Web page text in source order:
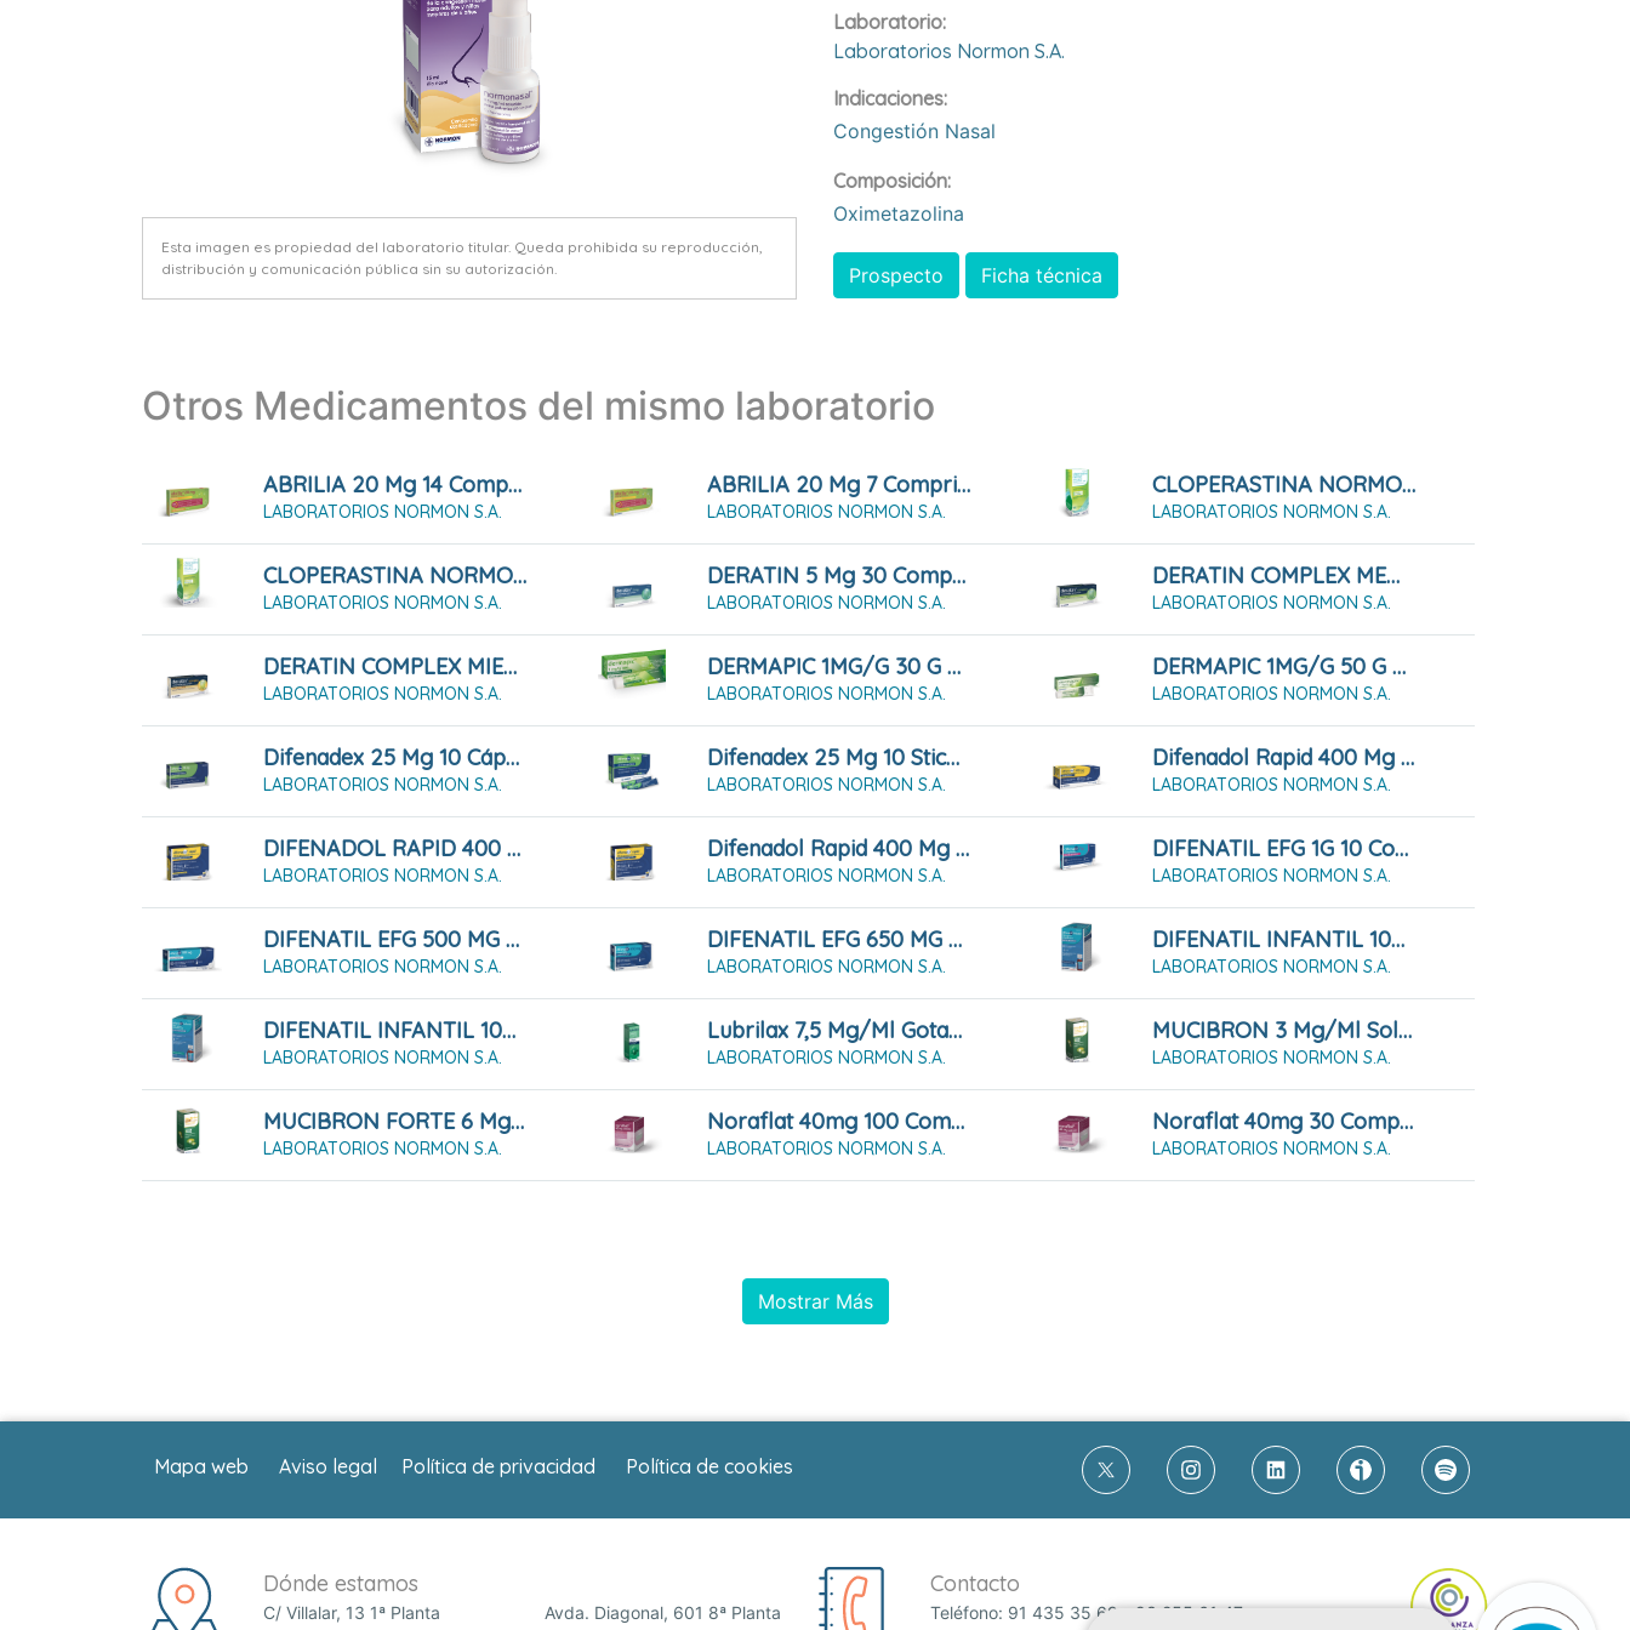
Esta imagen es propiedad del laboratorio titular. Queda prohibida su reproducción,
distribución y comunicación pública sin su autorización.
Laboratorio:
Laboratorios Normon S.a.
Indicaciones:
Congestión Nasal
Composición:
Oximetazolina
Prospecto Ficha técnica
Otros Medicamentos del mismo laboratorio
ABRILIA 20 Mg 14 Comprimidos
LABORATORIOS NORMON S.A.
ABRILIA 20 Mg 7 Comprimidos
LABORATORIOS NORMON S.A.
CLOPERASTINA NORMON 3,54 Mg/ml Suspensión Oral 120ml
LABORATORIOS NORMON S.A.
CLOPERASTINA NORMON 3,54 Mg/ml Suspensión Oral 200 Ml
LABORATORIOS NORMON S.A.
DERATIN 5 Mg 30 Comprimidos Para Chupar
LABORATORIOS NORMON S.A.
DERATIN COMPLEX MENTA 30 Comprimidos Para Chupar
LABORATORIOS NORMON S.A.
DERATIN COMPLEX MIEL Y LIMÓN 30 Comprimidos Para Chupar
LABORATORIOS NORMON S.A.
DERMAPIC 1MG/G 30 G Gel
LABORATORIOS NORMON S.A.
DERMAPIC 1MG/G 50 G Gel
LABORATORIOS NORMON S.A.
Difenadex 25 Mg 10 Cápsulas Duras
LABORATORIOS NORMON S.A.
Difenadex 25 Mg 10 Sticks De Solución Oral
LABORATORIOS NORMON S.A.
Difenadol Rapid 400 Mg 20 Comprimidos Recubiertos Con Película
LABORATORIOS NORMON S.A.
DIFENADOL RAPID 400 Mg Granulado Para Solución Oral 12 Sobres
LABORATORIOS NORMON S.A.
Difenadol Rapid 400 Mg Granulado Para Solución Oral 20 Sobres
LABORATORIOS NORMON S.A.
DIFENATIL EFG 1G 10 Comprimidos
LABORATORIOS NORMON S.A.
DIFENATIL EFG 500 MG 20 Comprimidos
LABORATORIOS NORMON S.A.
DIFENATIL EFG 650 MG 20 Comprimidos
LABORATORIOS NORMON S.A.
DIFENATIL INFANTIL 100 MG/ML Solución Oral 60 Ml
LABORATORIOS NORMON S.A.
DIFENATIL INFANTIL 100 MG/ML Solución Oral 90 Ml
LABORATORIOS NORMON S.A.
Lubrilax 7,5 Mg/ml Gotas Orales En Solución 30 Ml
LABORATORIOS NORMON S.A.
MUCIBRON 3 Mg/ml Solución Oral 200ml
LABORATORIOS NORMON S.A.
MUCIBRON FORTE 6 Mg/ml Solución Oral 250 Ml
LABORATORIOS NORMON S.A.
Noraflat 40mg 100 Comprimidos Masticables
LABORATORIOS NORMON S.A.
Noraflat 40mg 30 Comprimidos Masticables
LABORATORIOS NORMON S.A.
Mostrar Más
Mapa web Aviso legal Política de privacidad Política de cookies
Dónde estamos
C/ Villalar, 13 1ª Planta
Avda. Diagonal, 601 8ª Planta
Contacto
Teléfono: 91 435 35 69
93 255 61 47